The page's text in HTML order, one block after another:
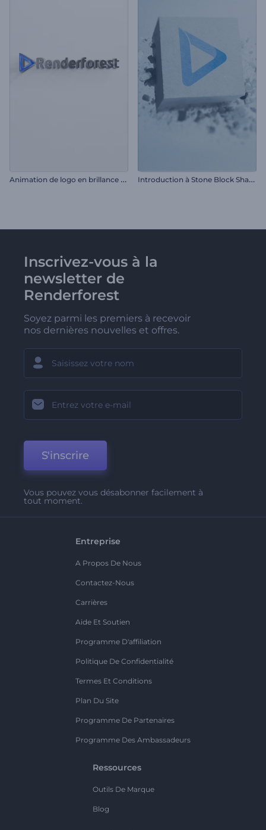
A
nimation de logo en brillance élégante I
ntroduction à Stone Block Shatter
Inscrivez-vous à la
newsletter de
Renderforest
Soyez parmi les premiers à recevoir
nos dernières nouvelles et offres.
S'inscrire
Vous pouvez vous désabonner facilement à
tout moment.
Entreprise
A Propos De Nous
Contactez-Nous
Carrières
Aide Et Soutien
Programme D'affiliation
Politique De Confidentialité
Termes Et Conditions
Plan Du Site
Programme De Partenaires
Programme Des Ambassadeurs
Ressources
Outils De Marque
Blog